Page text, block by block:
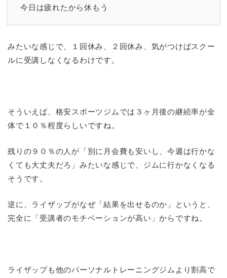
今日は疲れたから休もう
みたいな感じで、１回休み、２回休み、気がつけばスクー
ルに受講しなくなるわけです。
そういえば、格安スポーツジムでは３ヶ月後の継続率が全
体で１０％程度らしいですね。
残りの９０％の人が「別に月会費も安いし、今週は行かな
くても大丈夫だろ」みたいな感じで、ジムに行かなくなる
そうです。
逆に、ライザップがなぜ「結果を出せるのか」というと、
完全に「受講者のモチベーションが高い」からですね。
ライザップも他のパーソナルトレーニングジムより割高で